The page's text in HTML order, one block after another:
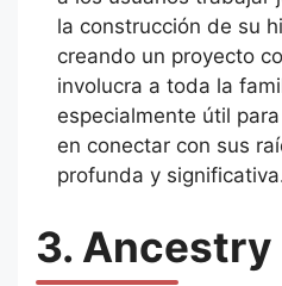
la construcción de su
creando un proyecto
involucra a toda la
especialmente útil
en conectar con sus
profunda y
3. Ancestry